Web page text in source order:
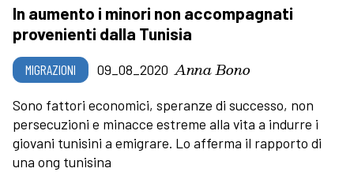
In aumento i minori non accompagnati
provenienti dalla Tunisia
MIGRAZIONI 09_08_2020 Anna Bono
Sono fattori economici, speranze di successo, non
persecuzioni e minacce estreme alla vita a indurre i
giovani tunisini a emigrare. Lo afferma il rapporto di
una ong tunisina